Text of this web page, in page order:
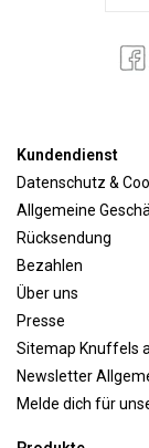
Kundendienst
Datenschutz &
Allgemeine
Rücksendung
Bezahlen
Über uns
Presse
Sitemap Knuffels
Newsletter
Melde dich für